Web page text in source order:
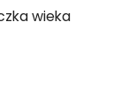
wieka